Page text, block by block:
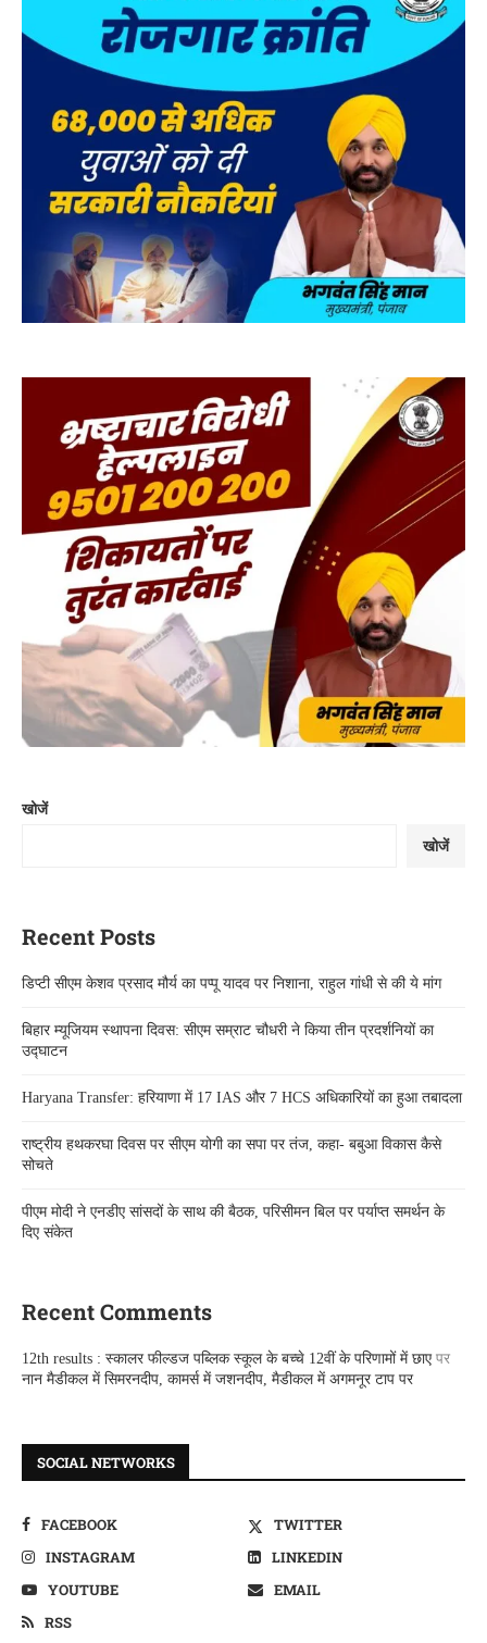
खोजें
खोजें
Recent Posts
डिप्टी सीएम केशव प्रसाद मौर्य का पप्पू यादव पर निशाना, राहुल गांधी से की ये मांग
बिहार म्यूजियम स्थापना दिवस: सीएम सम्राट चौधरी ने किया तीन प्रदर्शनियों का
उद्घाटन
Haryana Transfer: हरियाणा में 17 IAS और 7 HCS अधिकारियों का हुआ तबादला
राष्ट्रीय हथकरघा दिवस पर सीएम योगी का सपा पर तंज, कहा- बबुआ विकास कैसे
सोचते
पीएम मोदी ने एनडीए सांसदों के साथ की बैठक, परिसीमन बिल पर पर्याप्त समर्थन के
दिए संकेत
Recent Comments
12th results : स्कालर फील्डज पब्लिक स्कूल के बच्चे 12वीं के परिणामों में छाएपर
नान मैडीकल में सिमरनदीप, कामर्स में जशनदीप, मैडीकल में अगमनूर टाप पर
SOCIAL NETWORKS
FACEBOOK
TWITTER
INSTAGRAM
LINKEDIN
YOUTUBE
EMAIL
RSS